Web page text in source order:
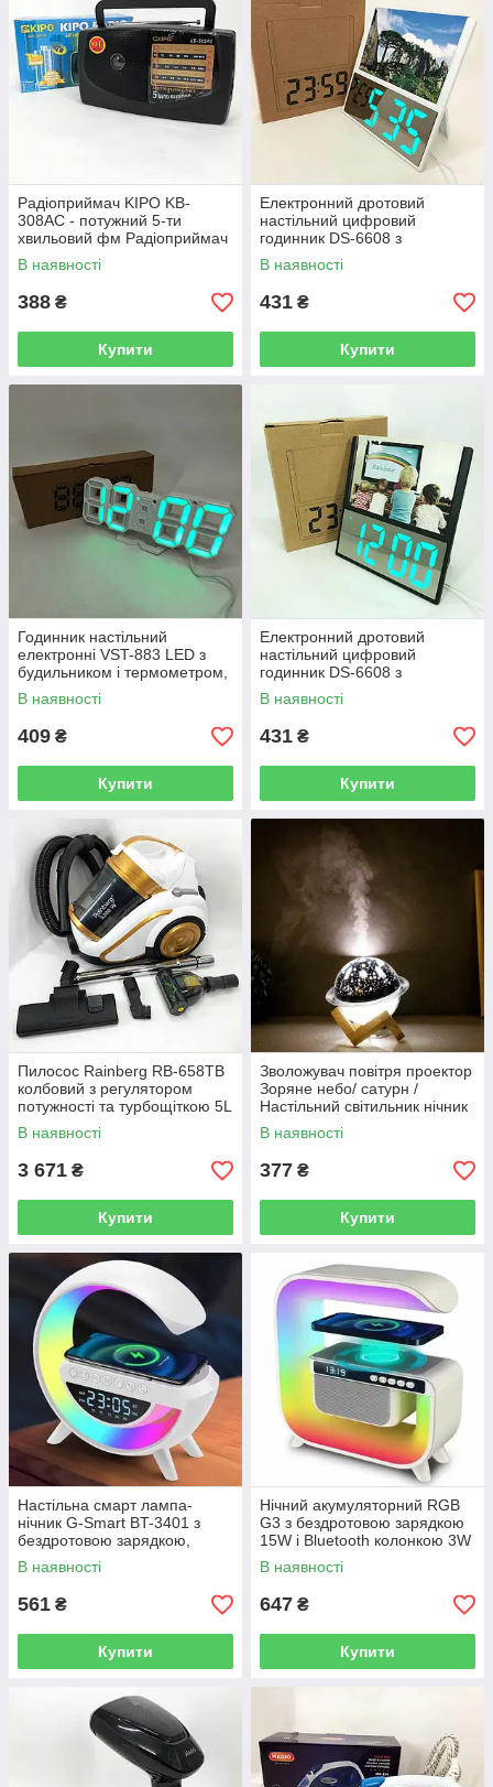
Радіоприймач KIPO KB-
308AC - потужний 5-ти
хвильовий фм Радіоприймач
fm діапазону, Приймач фм
радіо
В наявності
388 ₴
Купити
Електронний дротовий
настільний цифровий
годинник DS-6608 з
фоторамкою, зелене
підсвічування. Колір: білий
В наявності
431 ₴
Купити
Годинник настільний
електронні VST-883 LED з
будильником і термометром,
розумний настільний
годинник
В наявності
409 ₴
Купити
Електронний дротовий
настільний цифровий
годинник DS-6608 з
фоторамкою, зелене
підсвічування Black
В наявності
431 ₴
Купити
Пилосос Rainberg RB-658TB
колбовий з регулятором
потужності та турбощіткою 5L
- 5200 Вт, пилосос домашній
В наявності
3 671 ₴
Купити
Зволожувач повітря проектор
Зоряне небо/ сатурн /
Настільний світильник нічник
Проекційний
В наявності
377 ₴
Купити
Настільна смарт лампа-
нічник G-Smart BT-3401 з
бездротовою зарядкою,
колонкою та годинником
В наявності
561 ₴
Купити
Нічний акумуляторний RGB
G3 з бездротовою зарядкою
15W і Bluetooth колонкою 3W
Настільна смарт лампа
В наявності
647 ₴
Купити